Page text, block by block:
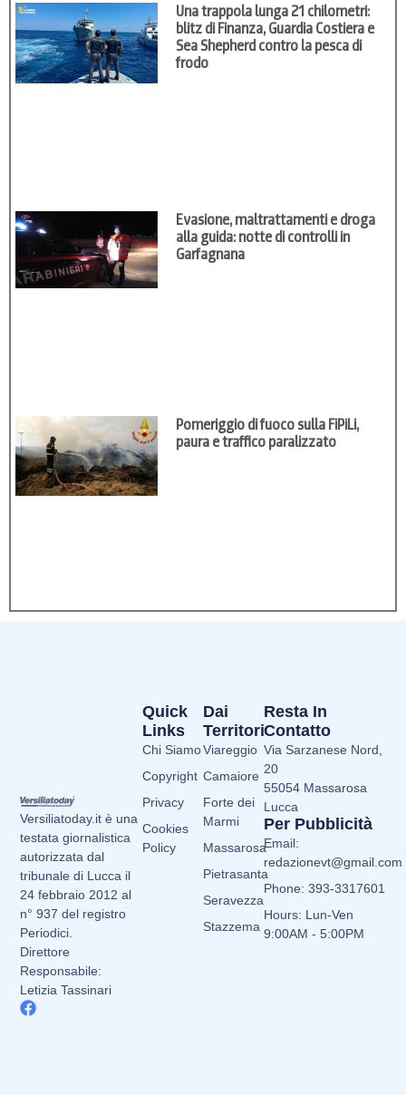
Una trappola lunga 21 chilometri:
blitz di Finanza, Guardia Costiera e
Sea Shepherd contro la pesca di
frodo
Evasione, maltrattamenti e droga
alla guida: notte di controlli in
Garfagnana
Pomeriggio di fuoco sulla FiPiLi,
paura e traffico paralizzato
Versiliatoday.it è una
testata giornalistica
autorizzata dal
tribunale di Lucca il
24 febbraio 2012 al
n° 937 del registro
Periodici.
Direttore
Responsabile:
Letizia Tassinari
Dai
Territori
Viareggio
Camaiore
Forte dei
Marmi
Massarosa
Pietrasanta
Seravezza
Stazzema
Quick
Links
Chi Siamo
Copyright
Privacy
Cookies
Policy
Resta In
Contatto
Via Sarzanese Nord,
20
55054 Massarosa
Lucca
Per Pubblicità
Email:
redazionevt@gmail.com
Phone: 393-3317601
Hours: Lun-Ven
9:00AM - 5:00PM